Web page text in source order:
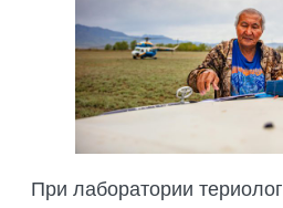
При лаборатории